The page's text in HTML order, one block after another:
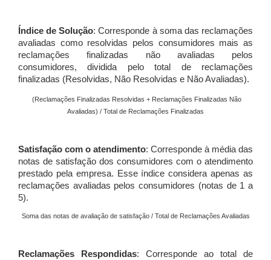
Índice de Solução: Corresponde à soma das reclamações
avaliadas como resolvidas pelos consumidores mais as
reclamações finalizadas não avaliadas pelos
consumidores, dividida pelo total de reclamações
finalizadas (Resolvidas, Não Resolvidas e Não Avaliadas).
(Reclamações Finalizadas Resolvidas + Reclamações Finalizadas Não
Avaliadas) / Total de Reclamações Finalizadas
Satisfação com o atendimento: Corresponde à média das
notas de satisfação dos consumidores com o atendimento
prestado pela empresa. Esse índice considera apenas as
reclamações avaliadas pelos consumidores (notas de 1 a
5).
Soma das notas de avaliação de satisfação / Total de Reclamações Avaliadas
Reclamações Respondidas: Corresponde ao total de